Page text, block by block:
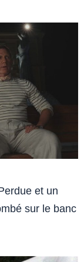
et un
sur le banc